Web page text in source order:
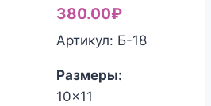
цена
составляла
380.00₽Текущая
цена:
Артикул: Б-18
Размеры:
10x11